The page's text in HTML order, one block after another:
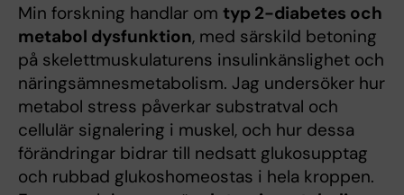
Min forskning handlar om typ 2-diabetes och
metabol dysfunktion, med särskild betoning
på skelettmuskulaturens insulinkänslighet och
näringsämnesmetabolism. Jag undersöker hur
metabol stress påverkar substratval och
cellulär signalering i muskel, och hur dessa
förändringar bidrar till nedsatt glukosupptag
och rubbad glukoshomeostas i hela kroppen.